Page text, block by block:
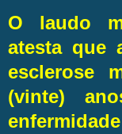
O laudo
atesta que
esclerose
(vinte)